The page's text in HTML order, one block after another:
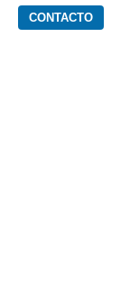
CONTACTO